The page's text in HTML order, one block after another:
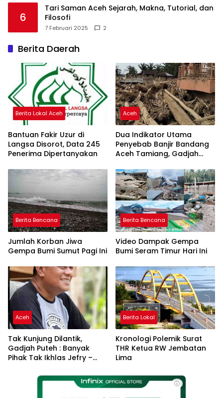
6
Tari Saman Aceh Sejarah, Makna, Tutorial, dan
Filosofi
7 Februari 2025 2
Berita Daerah
Berita Lokal Aceh
Bantuan Fakir Uzur di
Langsa Disorot, Data 245
Penerima Dipertanyakan
Aceh
Dua Indikator Utama
Penyebab Banjir Bandang
Aceh Tamiang, Gadjah
DAS
Berita Bencana
Jumlah Korban Jiwa
Gempa Bumi Sumut Pagi Ini
Berita Bencana
Video Dampak Gempa
Bumi Seram Timur Hari Ini
Aceh
Tak Kunjung Dilantik,
Gadjah Puteh : Banyak
Pihak Tak Ikhlas Jefry –
Berita Lokal
Kronologi Polemik Surat
THR Ketua RW Jembatan
Lima
ⓘ